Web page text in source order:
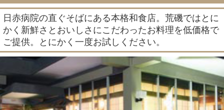
日赤病院の直ぐそばにある本格和食店。荒磯ではとに
かく新鮮さとおいしさにこだわったお料理を低価格で
ご提供。とにかく一度お試しください。